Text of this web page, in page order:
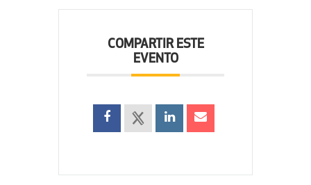
COMPARTIR ESTE
EVENTO